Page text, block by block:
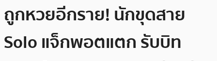
ถูกหวยอีกราย! นักขุดสาย
Solo แจ็กพอตแตก รับบิท